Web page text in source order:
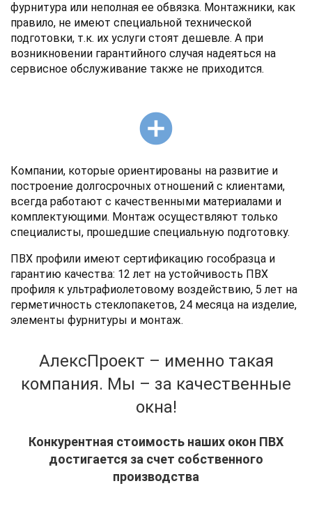
фурнитура или неполная ее обвязка. Монтажники, как
правило, не имеют специальной технической
подготовки, т.к. их услуги стоят дешевле. А при
возникновении гарантийного случая надеяться на
сервисное обслуживание также не приходится.
add_circle
Компании, которые ориентированы на развитие и
построение долгосрочных отношений с клиентами,
всегда работают с качественными материалами и
комплектующими. Монтаж осуществляют только
специалисты, прошедшие специальную подготовку.
ПВХ профили имеют сертификацию гособразца и
гарантию качества: 12 лет на устойчивость ПВХ
профиля к ультрафиолетовому воздействию, 5 лет на
герметичность стеклопакетов, 24 месяца на изделие,
элементы фурнитуры и монтаж.
АлексПроект – именно такая
компания. Мы – за качественные
окна!
Конкурентная стоимость наших окон ПВХ
достигается за счет собственного
производства